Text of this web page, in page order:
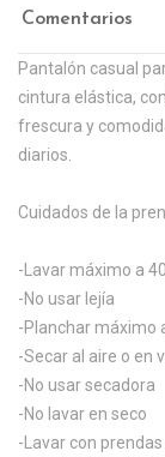
Comentarios
Pantalón casual
cintura elástica,
frescura y
diarios.
Cuidados de la
-Lavar máximo a
-No usar lejía
-Planchar máximo
-Secar al aire o en
-No usar secadora
-No lavar en seco
-Lavar con